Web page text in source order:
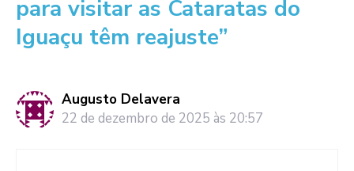
para visitar as Cataratas do
Iguaçu têm reajuste”
Augusto Delavera
22 de dezembro de 2025 às 20:57